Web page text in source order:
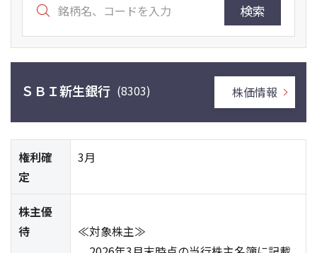
検索
ＳＢＩ新生銀行 (8303) 株価情報
権利確
定
3月
株主優
待
≪対象株主≫